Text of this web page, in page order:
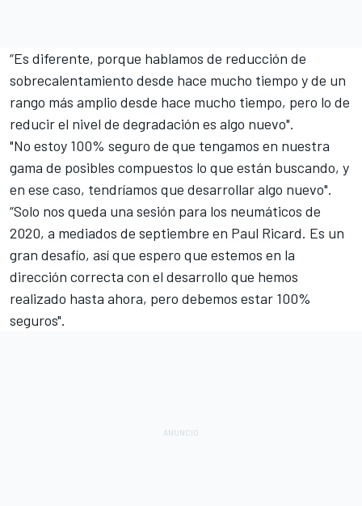
“Es diferente, porque hablamos de reducción de
sobrecalentamiento desde hace mucho tiempo y de un
rango más amplio desde hace mucho tiempo, pero lo de
reducir el nivel de degradación es algo nuevo".
"No estoy 100% seguro de que tengamos en nuestra
gama de posibles compuestos lo que están buscando, y
en ese caso, tendríamos que desarrollar algo nuevo".
“Solo nos queda una sesión para los neumáticos de
2020, a mediados de septiembre en Paul Ricard. Es un
gran desafío, así que espero que estemos en la
dirección correcta con el desarrollo que hemos
realizado hasta ahora, pero debemos estar 100%
seguros".